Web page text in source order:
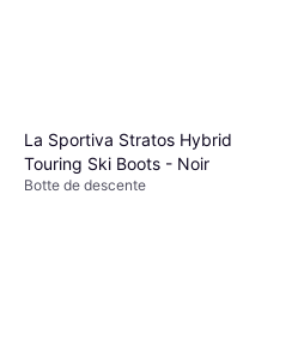
La Sportiva Stratos Hybrid
Touring Ski Boots - Noir
Botte de descente